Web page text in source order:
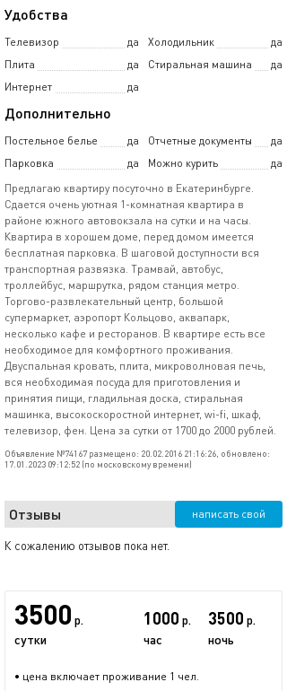
Удобства
Телевизор да Холодильник
да
Плита
да Стиральная машина
да
Интернет
да
Дополнительно
Постельное белье да Отчетные документы
да
Парковка
да Можно курить
да
Предлагаю квартиру посуточно в Екатеринбурге.
Сдается очень уютная 1-комнатная квартира в
районе южного автовокзала на сутки и на часы.
Квартира в хорошем доме, перед домом имеется
бесплатная парковка. В шаговой доступности вся
транспортная развязка. Трамвай, автобус,
троллейбус, маршрутка, рядом станция метро.
Торгово-развлекательный центр, большой
супермаркет, аэропорт Кольцово, аквапарк,
несколько кафе и ресторанов. В квартире есть все
необходимое для комфортного проживания.
Двуспальная кровать, плита, микроволновая печь,
вся необходимая посуда для приготовления и
принятия пищи, гладильная доска, стиральная
машинка, высокоскоростной интернет, wi-fi, шкаф,
телевизор, фен. Цена за сутки от 1700 до 2000 рублей.
Объявление №74167 размещено: 20.02.2016 21:16:26, обновлено:
17.01.2023 09:12:52 (по московскому времени)
Отзывы написать свой
К сожалению отзывов пока нет.
3500 р.
сутки
1000 р.
час
3500 р.
ночь
• цена включает проживание 1 чел.